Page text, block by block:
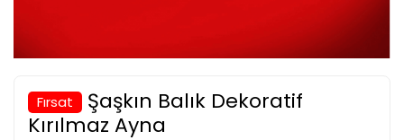
Fırsat
Şaşkın Balık Dekoratif
Kırılmaz Ayna